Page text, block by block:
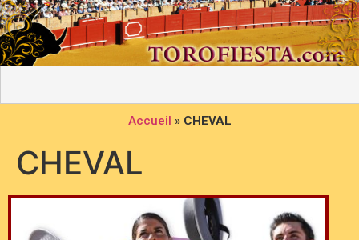
Accueil » CHEVAL
CHEVAL